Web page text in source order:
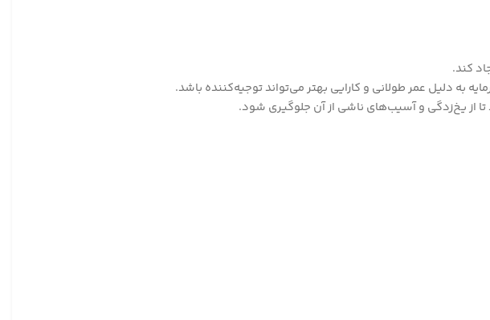
کند.
به دلیل عمر طولانی و کارایی بهتر می‌تواند توجیه‌کننده باشد.
از یخ‌زدگی و آسیب‌های ناشی از آن جلوگیری شود.